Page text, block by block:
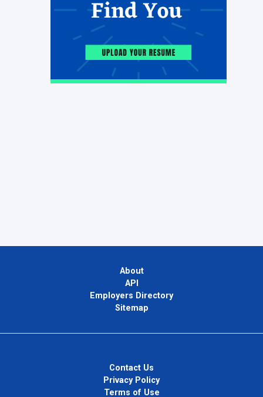
About
API
Employers Directory
Sitemap
Contact Us
Privacy Policy
Terms of Use